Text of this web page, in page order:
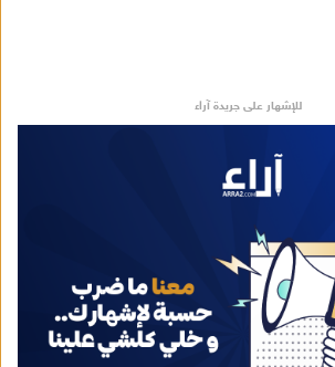
للإشهار على جريدة آراء